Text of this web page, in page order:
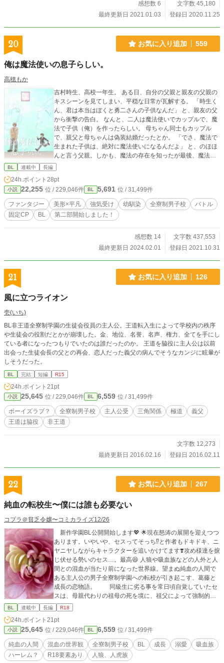
感想数 6
文字数 45,180
最終更新日 2021.01.03
登録日 2020.11.25
20 お気に入り追加 559
俺は魔法使いの息子らしい。
高穂もか
吉村時生、高校一年生。 ある日、自分の父親と親友の父親の
キスシーンを見てしまい、平穏な日常が瓦解する。 「時生く
ん、君は本当はぼくと勇二さんの子供なんだ」 と、親友の父
から衝撃の告白。 なんと、二人は魔法使いでカップルで、魔
法で子供（俺）を作ったらしい。 母ちゃん同士もカップル
で、親父と母ちゃんは偽装結婚だったとか。 「でさ、魔法で
生まれた子供は、絶対に魔法使いになるんだよ」 と、のほほ
んと言う父親。しかも、魔法の存在を知ったが最後、魔法の
修業が義務付けられるらしい。 でも、魔法学園つったって、
ノリと、時生は「全寮制魔法学園」に転校することとなる。
「まー、俺はぁ。トキちゃんと一緒ならなんでもいいかな
ぁ」 「そおかあ？ お前ってマジ呑気だよなあ」 腹黒美形×
強気平凡の幼馴染BLです♡ ※とても素敵な表紙は、小槻みし
ろさんに頂きました(*^^*)
BL 連載中 長編
24h.ポイント 28pt
小説 22,255 位 / 229,046件 BL 5,691 位 / 31,499件
ファンタジー 美形×平凡 強気受け 幼馴染 全寮制男子校
バトル
固定CP
BL 第二部開始しました！
感想数 14
文字数 437,553
最終更新日 2024.02.01
登録日 2021.10.31
21 お気に入り追加 126
風に立つライオン
壱(いち)
BL非王道全寮制学園の生徒会役員の主人公。王道転入生によって学校内の秩序
や生徒会の役割だとかが崩壊した。金、地位、名誉、名声、権力、全てを手にし
ている者になったつもりでいたのは誰だったのか。 王道を脇役に主人公は以前
出会った生徒会長の父との再会、恋人だった義父の病んでそうなカンジに眩暈が
しそうだった。
BL 完結 短編 R15
24h.ポイント 21pt
小説 25,645 位 / 229,046件 BL 6,559 位 / 31,499件
ボーイズラブ？ 全寮制男子校 主人公受 三角関係 極道
義父
王道は脇役
非王道
文字数 12,273
最終更新日 2016.02.16
登録日 2016.02.11
22 お気に入り追加 267
純血の転校生〜僕には誰も必要ない
コプラ＠貧乏令嬢〜コミカライズ12/26
新作学園BL公開開始します💖 🌟現在怒涛の展開を迎えつつ
あります。いやいや、セスってそっち⁉️と作者もドキドキ、ニ
ヤニヤしながらキャラクターを追いかけてます❣️攻め様達を捩
じ伏せる勢いのセス…。最高😆 人狼や吸血族などの人外と人
間との混血が当たり前になった世界線。望まぬ純血の人間で
ある主人公の男子全寮制学園への転校が引き起こす、葛藤と
成長の恋物語。 同級生に劣る事を常日頃自覚していたセ
スは、母親代わりの祖母の死を境に、祖父によって強制的に
王都の全寮制の上級学校への転入を強いられてしまった。
秀な学生ばかり集まるアリステ学園での生活に楽しみより不
安が付き纏うセス。 同室者も学園でも存在を誇示する吸血
族の学生だし、クラスメイトは皆自信に溢れた者達ばかり
で、気後ればかりしているセス。 一方、冴えない転校生だ
というのになぜか放って置けない純血に近い選ばれし学生ら
BL 連載中 長編 R18
24h.ポイント 21pt
小説 25,645 位 / 229,046件 BL 6,559 位 / 31,499件
純血の人間 混血の世界観 全寮制男子校 BL 成長 溺愛
吸血族
ハーレム？
R18要素あり 人狼、人虎族